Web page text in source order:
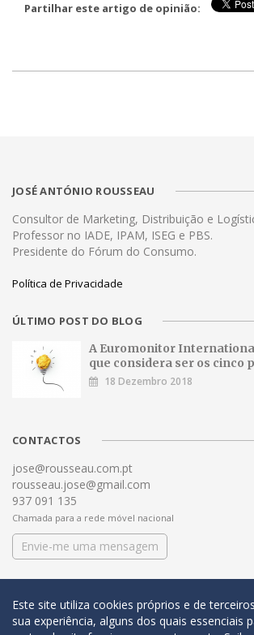
Partilhar este artigo de opinião:
JOSÉ ANTÓNIO ROUSSEAU
Consultor de Marketing, Distribuição e
Professor no IADE, IPAM, ISEG e PBS.
Presidente do Fórum do Consumo.
Política de Privacidade
ÚLTIMO POST DO BLOG
A Euromonitor
que considera ser os cinco
18 Dezembro 2018
CONTACTOS
jose@rousseau.com.pt
rousseau.jose@gmail.com
937 091 135
Chamada para a rede móvel nacional
Envie-me uma mensagem
Este site utiliza cookies próprios e de
sua experiência, alguns dos quais essenciais